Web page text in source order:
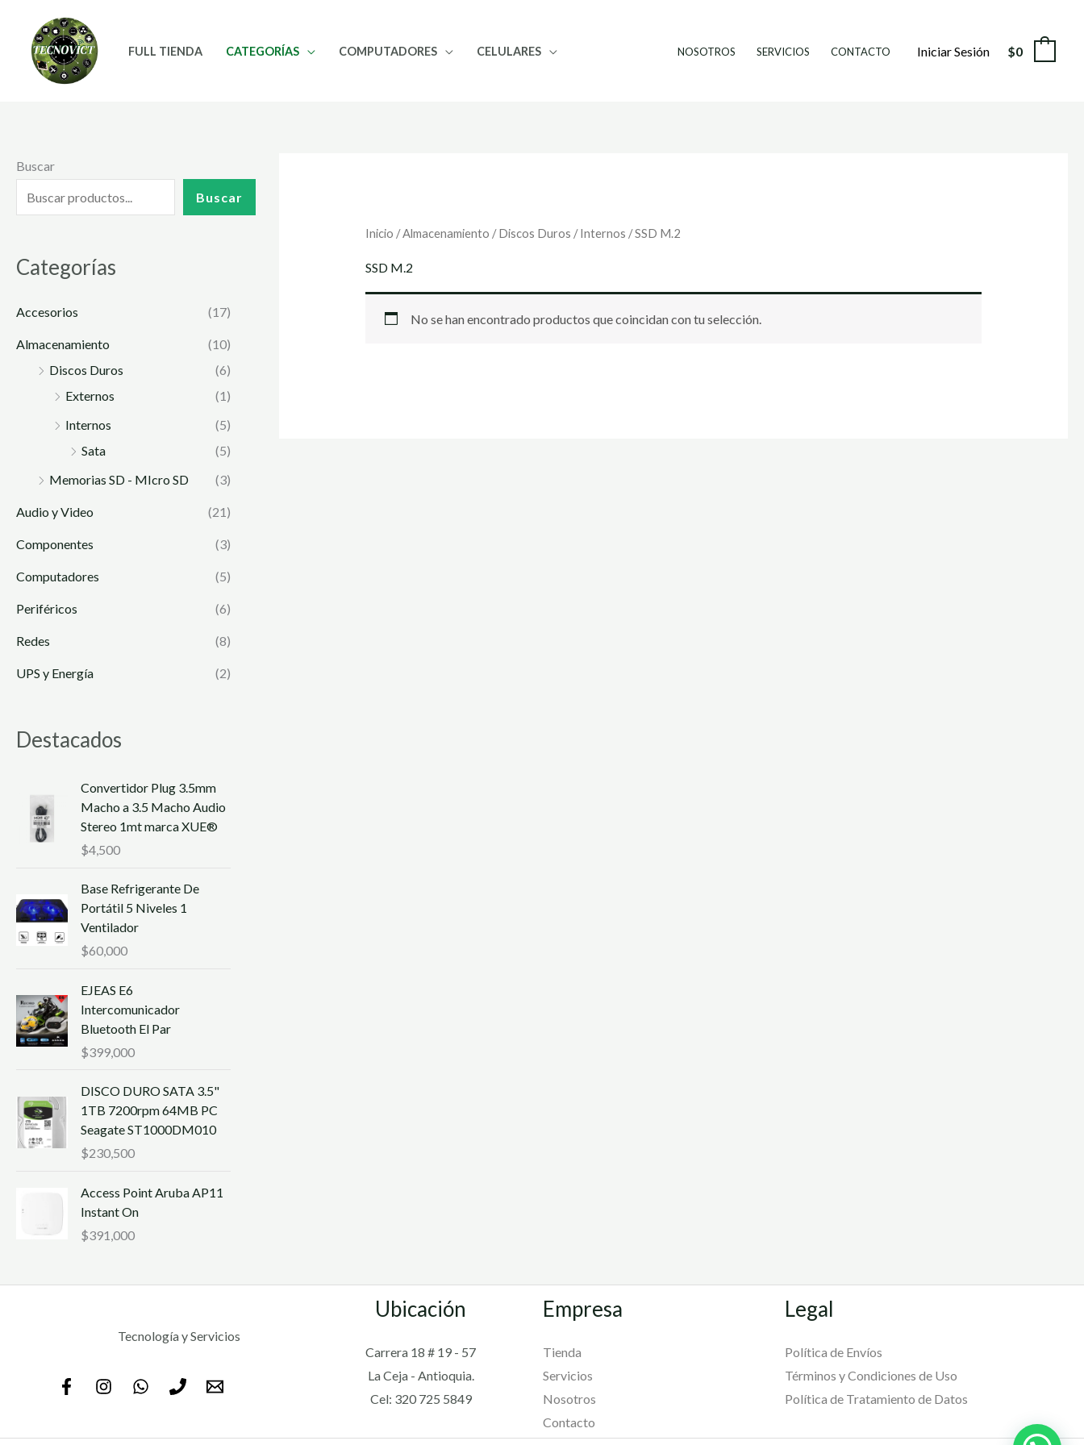
contenido
FULL TIENDA CATEGORÍAS COMPUTADORES CELULARES NOSOTROS SERVICIOS CONTACTO Iniciar Sesión $0
Buscar
Buscar
Categorías
Accesorios (17)
Almacenamiento
(10)
Discos Duros
(6)
Externos
(1)
Internos
(5)
Sata
(5)
Memorias SD - MIcro SD
(3)
Audio y Video (21)
Componentes (3)
Computadores (5)
Periféricos (6)
Redes (8)
UPS y Energía (2)
Destacados
Convertidor Plug 3.5mm
Macho a 3.5 Macho Audio
Stereo 1mt marca XUE®
$4,500
Base Refrigerante De
Portátil 5 Niveles 1
Ventilador
$60,000
EJEAS E6
Intercomunicador
Bluetooth El Par
$399,000
DISCO DURO SATA 3.5"
1TB 7200rpm 64MB PC
Seagate ST1000DM010
$230,500
Access Point Aruba AP11
Instant On
$391,000
Inicio /Almacenamiento /Discos Duros /Internos / SSD M.2
SSD M.2
No se han encontrado productos que coincidan con tu selección.
Tecnología y Servicios
Ubicación
Carrera 18 # 19 - 57
La Ceja - Antioquia.
Cel: 320 725 5849
Empresa
Tienda
Servicios
Nosotros
Contacto
Legal
Política de Envíos
Términos y Condiciones de Uso
Política de Tratamiento de Datos